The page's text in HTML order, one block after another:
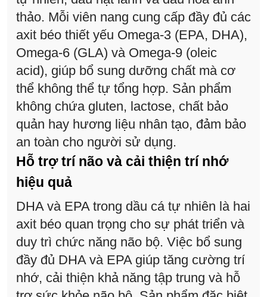
thảo. Mỗi viên nang cung cấp đầy đủ các
axit béo thiết yếu Omega-3 (EPA, DHA),
Omega-6 (GLA) và Omega-9 (oleic
acid), giúp bổ sung dưỡng chất mà cơ
thể không thể tự tổng hợp. Sản phẩm
không chứa gluten, lactose, chất bảo
quản hay hương liệu nhân tạo, đảm bảo
an toàn cho người sử dụng.
Hỗ trợ trí não và cải thiện trí nhớ
hiệu quả
DHA và EPA trong dầu cá tự nhiên là hai
axit béo quan trọng cho sự phát triển và
duy trì chức năng não bộ. Việc bổ sung
đầy đủ DHA và EPA giúp tăng cường trí
nhớ, cải thiện khả năng tập trung và hỗ